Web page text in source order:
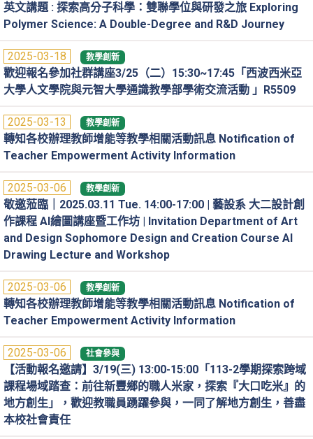
英文講題 : 探索高分子科學：雙聯學位與研發之旅 Exploring
Polymer Science: A Double-Degree and R&D Journey
2025-03-18 教學創新
歡迎報名參加社群講座3/25（二）15:30~17:45「西波西米亞
大學人文學院與元智大學通識教學部學術交流活動 」R5509
2025-03-13 教學創新
轉知各校辦理教師增能等教學相關活動訊息 Notification of
Teacher Empowerment Activity Information
2025-03-06 教學創新
敬邀蒞臨｜2025.03.11 Tue. 14:00-17:00 | 藝設系 大二設計創
作課程 AI繪圖講座暨工作坊 | Invitation Department of Art
and Design Sophomore Design and Creation Course AI
Drawing Lecture and Workshop
2025-03-06 教學創新
轉知各校辦理教師增能等教學相關活動訊息 Notification of
Teacher Empowerment Activity Information
2025-03-06 社會參與
【活動報名邀請】3/19(三) 13:00-15:00「113-2學期探索跨域
課程場域踏查：前往新豐鄉的職人米家，探索『大口吃米』的
地方創生」，歡迎教職員踴躍參與，一同了解地方創生，善盡
本校社會責任